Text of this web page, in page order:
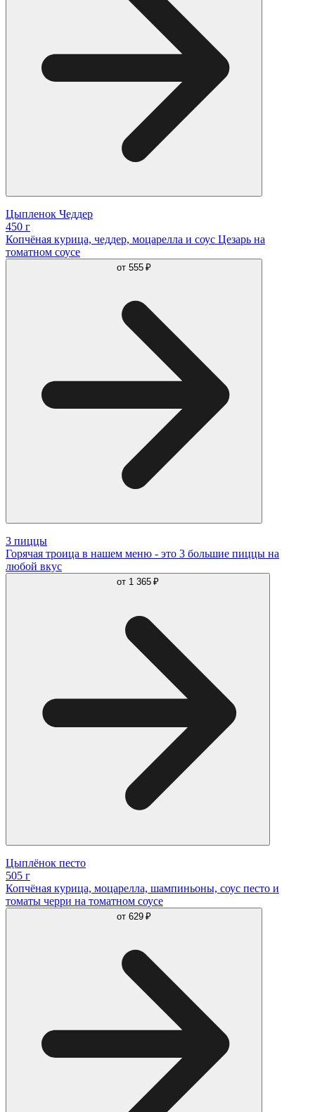
Цыпленок Чеддер
450 г
Копчёная курица, чеддер, моцарелла и соус Цезарь на
томатном соусе
от 555 ₽
3 пиццы
Горячая троица в нашем меню - это 3 большие пиццы на
любой вкус
от 1 365 ₽
Цыплёнок песто
505 г
Копчёная курица, моцарелла, шампиньоны, соус песто и
томаты черри на томатном соусе
от 629 ₽